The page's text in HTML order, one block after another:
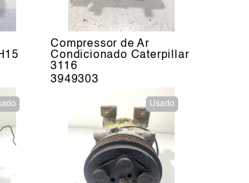
Compressor de Ar
Condicionado Caterpillar
3116
3949303
Usado